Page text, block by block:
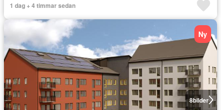
1 dag + 4 timmar sedan
8bilder
Ny